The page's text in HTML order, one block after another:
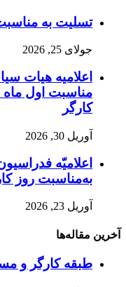
تسلیت به
جولای 25, 2026
اعلامیه هیات
کارگر
آوریل 30, 2026
اعلامیّه
به‌مناسبت روز
آوریل 23, 2026
آخرین مقاله‌ها
طبقه کارگر و